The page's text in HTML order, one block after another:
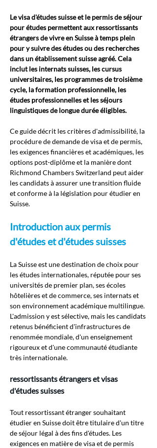
Le visa d'études suisse et le permis de séjour
pour études permettent aux ressortissants
étrangers de vivre en Suisse à temps plein
pour y suivre des études ou des recherches
dans un établissement suisse agréé. Cela
inclut les internats suisses, les cursus
universitaires, les programmes de troisième
cycle, la formation professionnelle, les
études professionnelles et les séjours
linguistiques de longue durée éligibles.
Ce guide décrit les critères d'admissibilité, la
procédure de demande de visa et de permis,
les exigences financières et académiques, les
options post-diplôme et la manière dont
Richmond Chambers Switzerland peut aider
les candidats à assurer une transition fluide
et conforme à la législation pour étudier en
Suisse.
Introduction aux permis
d'études et d'études suisses
La Suisse est une destination de choix pour
les études internationales, réputée pour ses
universités de premier plan, ses écoles
hôtelières et de commerce, ses internats et
son environnement académique multilingue.
L'admission y est sélective, mais les candidats
retenus bénéficient d'infrastructures de
renommée mondiale, d'un enseignement
rigoureux et d'une communauté étudiante
très internationale.
ressortissants étrangers et visas
d'études suisses
Tout ressortissant étranger souhaitant
étudier en Suisse doit être titulaire d'un titre
de séjour légal à des fins d'études. Les
exigences en matière de visa et de permis